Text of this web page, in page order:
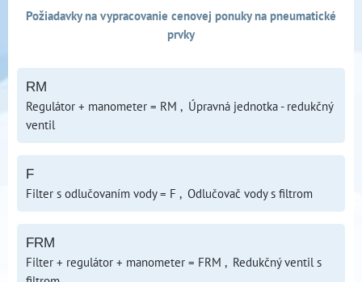
Požiadavky na vypracovanie cenovej ponuky na pneumatické
prvky
RM
Regulátor + manometer = RM , Úpravná jednotka - redukčný
ventil
F
Filter s odlučovaním vody = F , Odlučovač vody s filtrom
FRM
Filter + regulátor + manometer = FRM , Redukčný ventil s